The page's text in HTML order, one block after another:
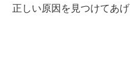
正しい原因を見つけてあげ